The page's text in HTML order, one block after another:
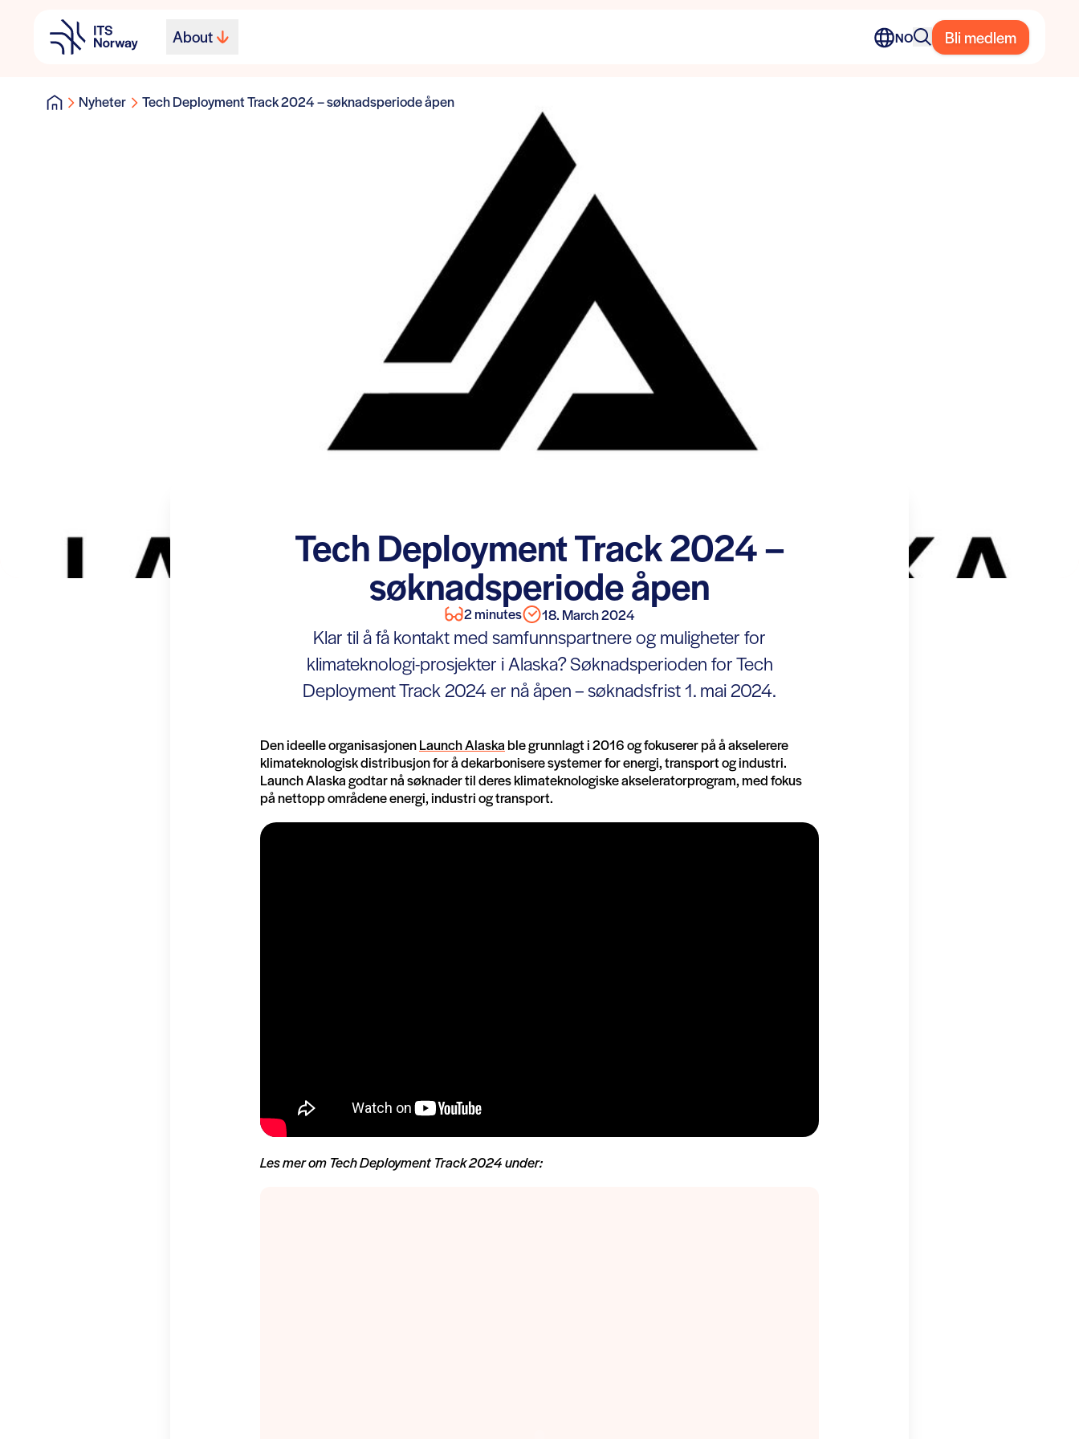
About NO Bli medlem
Nyheter Tech Deployment Track 2024 – søknadsperiode åpen
Tech Deployment Track 2024 –
søknadsperiode åpen
2 minutes 18. March 2024
Klar til å få kontakt med samfunnspartnere og muligheter for
klimateknologi-prosjekter i Alaska? Søknadsperioden for Tech
Deployment Track 2024 er nå åpen – søknadsfrist 1. mai 2024.
Den ideelle organisasjonenLaunch Alaska ble grunnlagt i 2016 og fokuserer på å akselerere
klimateknologisk distribusjon for å dekarbonisere systemer for energi, transport og industri.
Launch Alaska godtar nå søknader til deres klimateknologiske akseleratorprogram, med fokus
på nettopp områdene energi, industri og transport.
Les mer om Tech Deployment Track 2024 under: